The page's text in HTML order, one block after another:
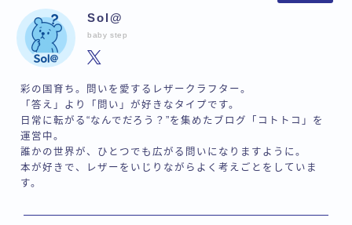
Sol@
baby step
彩の国育ち。問いを愛するレザークラフター。
「答え」より「問い」が好きなタイプです。
日常に転がる“なんでだろう？”を集めたブログ「コトトコ」を
運営中。
誰かの世界が、ひとつでも広がる問いになりますように。
本が好きで、レザーをいじりながらよく考えごとをしていま
す。